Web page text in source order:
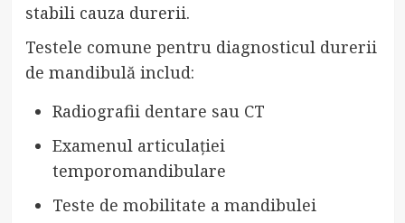
stabili cauza durerii.
Testele comune pentru diagnosticul durerii
de mandibulă includ:
Radiografii dentare sau CT
Examenul articulației
temporomandibulare
Teste de mobilitate a mandibulei